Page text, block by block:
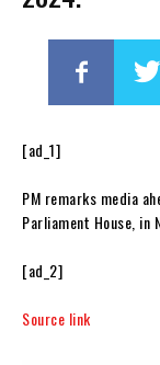
[ad_1]
PM remarks media
Parliament House, in
[ad_2]
Source link